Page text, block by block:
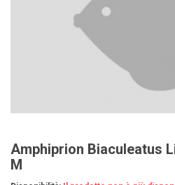
Amphiprion Biaculeatus
M